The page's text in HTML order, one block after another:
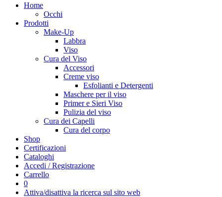
Home
Occhi
Prodotti
Make-Up
Labbra
Viso
Cura del Viso
Accessori
Creme viso
Esfolianti e Detergenti
Maschere per il viso
Primer e Sieri Viso
Pulizia del viso
Cura dei Capelli
Cura del corpo
Shop
Certificazioni
Cataloghi
Accedi / Registrazione
Carrello
0
Attiva/disattiva la ricerca sul sito web